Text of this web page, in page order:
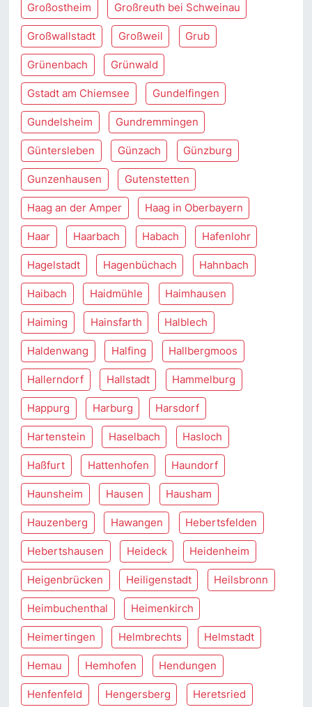
Großostheim Großreuth bei Schweinau
Großwallstadt Großweil Grub
Grünenbach Grünwald
Gstadt am Chiemsee Gundelfingen
Gundelsheim Gundremmingen
Güntersleben Günzach Günzburg
Gunzenhausen Gutenstetten
Haag an der Amper Haag in Oberbayern
Haar Haarbach Habach Hafenlohr
Hagelstadt Hagenbüchach Hahnbach
Haibach Haidmühle Haimhausen
Haiming Hainsfarth Halblech
Haldenwang Halfing Hallbergmoos
Hallerndorf Hallstadt Hammelburg
Happurg Harburg Harsdorf
Hartenstein Haselbach Hasloch
Haßfurt Hattenhofen Haundorf
Haunsheim Hausen Hausham
Hauzenberg Hawangen Hebertsfelden
Hebertshausen Heideck Heidenheim
Heigenbrücken Heiligenstadt Heilsbronn
Heimbuchenthal Heimenkirch
Heimertingen Helmbrechts Helmstadt
Hemau Hemhofen Hendungen
Henfenfeld Hengersberg Heretsried